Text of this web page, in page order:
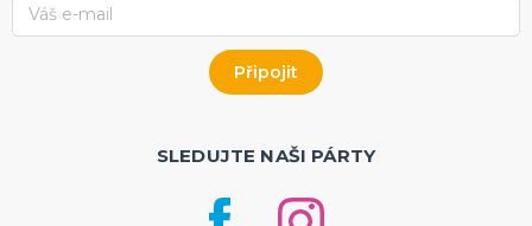
SLEDUJTE NAŠI PÁRTY